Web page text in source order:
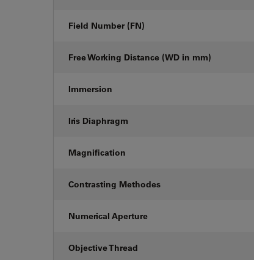
Field Number (FN)
Free Working Distance (WD in mm)
Immersion
Iris Diaphragm
Magnification
Contrasting Methodes
Numerical Aperture
Objective Thread